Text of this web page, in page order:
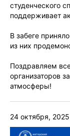
студенческого
поддерживает
В забеге
из них
Поздравляем
организаторов
атмосферы!
24 октября, 2025